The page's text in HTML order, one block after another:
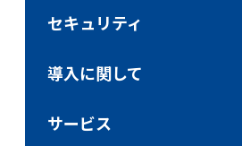
セキュリティ
導入に関して
サービス